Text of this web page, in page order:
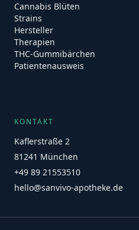
Cannabis Blüten
Strains
Hersteller
Therapien
THC-Gummibärchen
Patientenausweis
KONTAKT
Kaflerstraße 2
81241 München
+49 89 21553510
hello@sanvivo-apotheke.de